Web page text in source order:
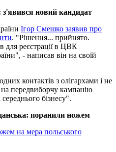
з'явився новий кандидат
Ігор Смешко заявив про
. "Рішення... прийнято.
для реєстрації в ЦВК
- написав він на своїй
контактів з олігархами і не
передвиборчу кампанію
бізнесу".
поранили ножем
на мера польського